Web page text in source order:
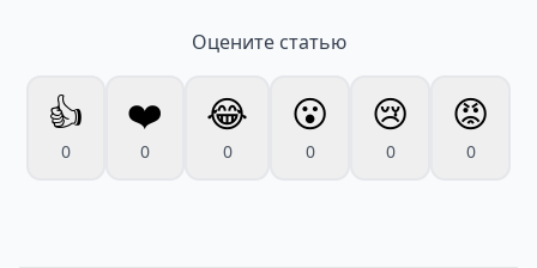
Оцените статью
👍
0
❤️
0
😂
0
😮
0
😢
0
😡
0